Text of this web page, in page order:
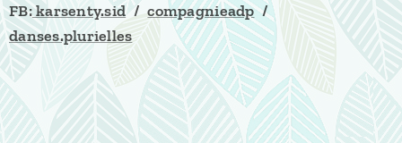
FB:karsenty.sid/compagnieadp/
danses.plurielles